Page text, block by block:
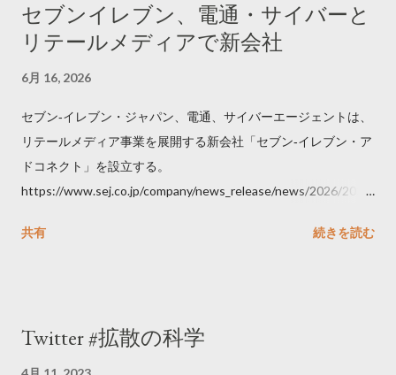
セブンイレブン、電通・サイバーと
リテールメディアで新会社
6月 16, 2026
セブン‐イレブン・ジャパン、電通、サイバーエージェントは、
リテールメディア事業を展開する新会社「セブン‐イレブン・ア
ドコネクト」を設立する。
https://www.sej.co.jp/company/news_release/news/2026/2026
共有
続きを読む
Twitter #拡散の科学